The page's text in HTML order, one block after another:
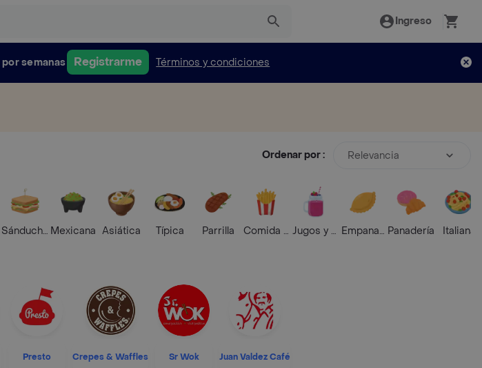
Ingreso
semanas Registrarme Términos y condiciones
Ordenar por : Relevancia
SánduchesMexicana Asiática Típica Parrilla Comida RápidaJugos y BatidosEmpanadasPanadería Italiana
Presto Crepes & Waffles Sr Wok Juan Valdez Café